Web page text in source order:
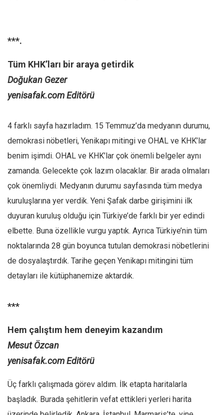
***.
Tüm KHK’ları bir araya getirdik
Doğukan Gezer
yenisafak.com Editörü
4 farklı sayfa hazırladım. 15 Temmuz’da medyanın durumu,
demokrasi nöbetleri, Yenikapı mitingi ve OHAL ve KHK’lar
benim işimdi. OHAL ve KHK’lar çok önemli belgeler aynı
zamanda. Gelecekte çok lazım olacaklar. Bir arada olmaları
çok önemliydi. Medyanın durumu sayfasında tüm medya
kuruluşlarına yer verdik. Yeni Şafak darbe girişimini ilk
duyuran kuruluş olduğu için Türkiye’de farklı bir yer edindi
elbette. Buna özellikle vurgu yaptık. Ayrıca Türkiye’nin tüm
noktalarında 28 gün boyunca tutulan demokrasi nöbetlerini
de dosyalaştırdık. Tarihe geçen Yenikapı mitingini tüm
detayları ile kütüphanemize aktardık.
***
Hem çalıştım hem deneyim kazandım
Mesut Özcan
yenisafak.com Editörü
Üç farklı çalışmada görev aldım. İlk etapta haritalarla
başladık. Burada şehitlerin vefat ettikleri yerleri harita